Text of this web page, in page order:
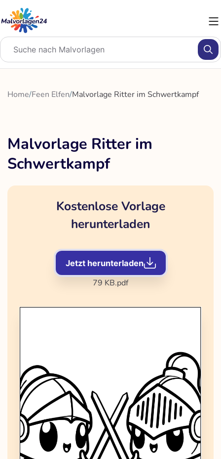
Inhalt
springen
Home/Feen Elfen/Malvorlage Ritter im Schwertkampf
Malvorlage Ritter im
Schwertkampf
Kostenlose Vorlage
herunterladen
Jetzt herunterladen
79 KB.pdf